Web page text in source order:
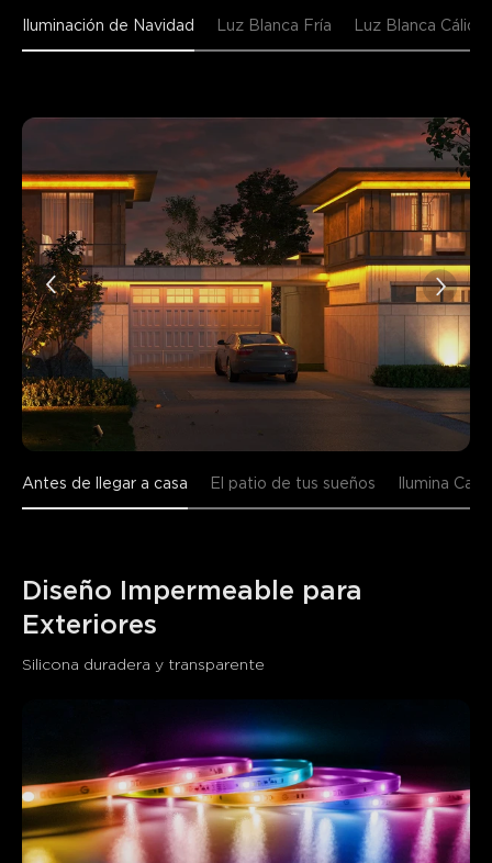
Iluminación de Navidad Luz Blanca Fría Luz Blanca Cálida
Antes de llegar a casa El patio de tus sueños Ilumina
Diseño Impermeable para
Exteriores
Silicona duradera y transparente
Build quality and durability App control and connectivity
0
Los clientes mencionan
0
Positivo
0
Negativo
Resumen
Generado por IA a partir del texto de las reseñas de los
clientes